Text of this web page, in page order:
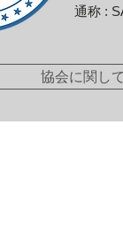
通称 :
協会に関して